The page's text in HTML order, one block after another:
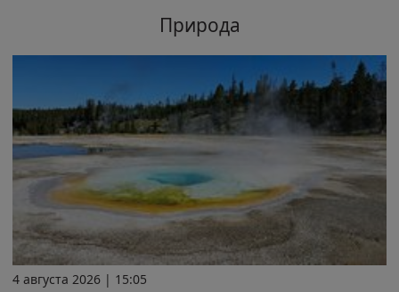
Природа
4 августа 2026 | 15:05